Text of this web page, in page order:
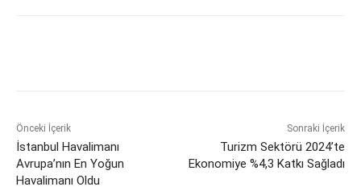
Önceki İçerik
İstanbul Havalimanı
Avrupa’nın En Yoğun
Havalimanı Oldu
Sonraki İçerik
Turizm Sektörü 2024’te
Ekonomiye %4,3 Katkı Sağladı